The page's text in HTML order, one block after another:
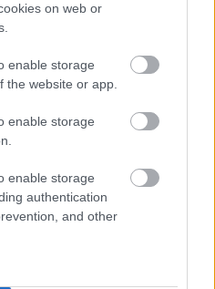
on web or
enable storage
the website or app.
enable storage
enable storage
authentication
and other
nodokļu izmaiņas
Latvijas starptautisko
acīs un būtiski
ēnu ekonomiku Latvijā
Latvijā beidzot
pabalstus: no 1.
būs jāmaksā miljoni…”
Krievijā nonāk